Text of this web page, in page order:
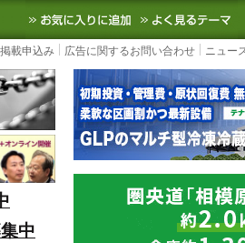
内外の最新の物流ニュースをお届
お気に入りに追加
載申込み 広告に関するお問い合わせ ニュー
中